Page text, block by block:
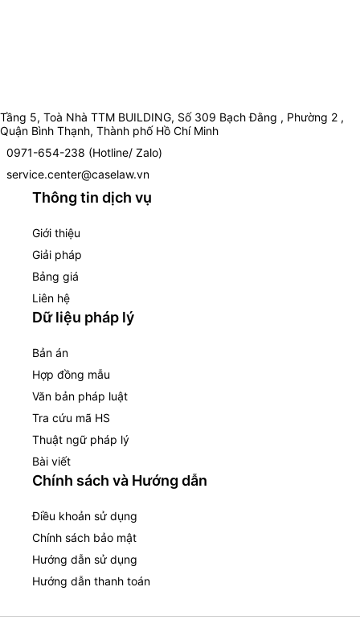
Tầng 5, Toà Nhà TTM BUILDING, Số 309 Bạch Đằng , Phường 2 ,
Quận Bình Thạnh, Thành phố Hồ Chí Minh
0971-654-238 (Hotline/ Zalo)
service.center@caselaw.vn
Thông tin dịch vụ
Giới thiệu
Giải pháp
Bảng giá
Liên hệ
Dữ liệu pháp lý
Bản án
Hợp đồng mẫu
Văn bản pháp luật
Tra cứu mã HS
Thuật ngữ pháp lý
Bài viết
Chính sách và Hướng dẫn
Điều khoản sử dụng
Chính sách bảo mật
Hướng dẫn sử dụng
Hướng dẫn thanh toán